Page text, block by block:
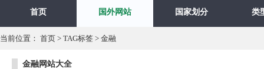
首页 国外网站 国家划分 类
当前位置： 首页 > TAG标签 > 金融
金融网站大全